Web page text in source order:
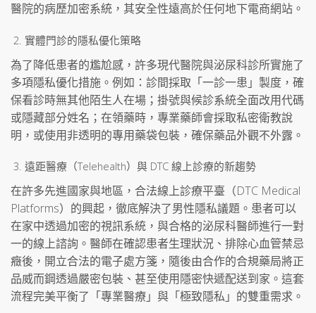
醫院的病歷加密系統，其安全性遠高於任何地下電商網站。
實體門診的隱私優化策略
為了降低患者的尷尬感，許多現代醫院與泌尿科診所實施了
多項隱私優化措施。例如：診間採取「一診一患」製度，確
保看診時無其他陌生人在場；掛號與候診系統全面改用代碼
或隱藏部分姓名；在領藥時，專業藥師會採取私密衛教說
明，或使用非透明的專用藥袋包裝，確保藥品外觀不外露。
遠距醫療（Telehealth）與 DTC 線上診療的新趨勢
在許多先進國家與地區，合法線上診療平臺（DTC Medical
Platforms）的興起，徹底解決了男性隱私議題。患者可以
在家中透過加密的視訊系統，與合格的泌尿科醫師進行一對
一的線上諮詢。醫師在確認患者生理狀況、排除心血管禁忌
癥後，開立合法的電子處方箋，隨後由合作的合規藥局將正
品威而鋼透過嚴密包裝、甚至使用隱密快遞配送到家。這套
流程完美平衡了「專業醫療」與「極致隱私」的雙重需求。